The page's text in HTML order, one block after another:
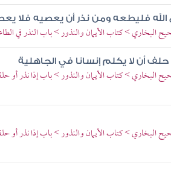
الله فليطعه ومن نذر أن يعصيه فلا
> كتاب الأيمان والنذور > باب النذر في
أن لا يكلم إنسانا في الجاهلية
> كتاب الأيمان والنذور > باب إذا نذر أو حلف
> كتاب الأيمان والنذور > باب إذا نذر أو حلف